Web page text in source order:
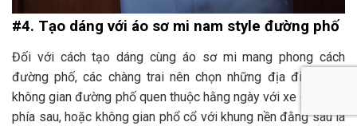
#4. Tạo dáng với áo sơ mi nam style đường phố
Đối với cách tạo dáng cùng áo sơ mi mang phong cách
đường phố, các chàng trai nên chọn những địa điểm như
không gian đường phố quen thuộc hằng ngày với xe cộ đi lại
phía sau, hoặc không gian phổ cổ với khung nền đằng sau là